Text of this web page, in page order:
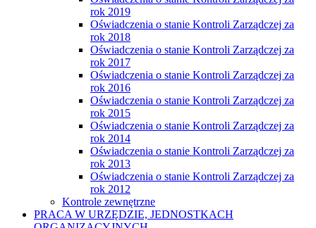
rok 2019
Oświadczenia o stanie Kontroli Zarządczej za
rok 2018
Oświadczenia o stanie Kontroli Zarządczej za
rok 2017
Oświadczenia o stanie Kontroli Zarządczej za
rok 2016
Oświadczenia o stanie Kontroli Zarządczej za
rok 2015
Oświadczenia o stanie Kontroli Zarządczej za
rok 2014
Oświadczenia o stanie Kontroli Zarządczej za
rok 2013
Oświadczenia o stanie Kontroli Zarządczej za
rok 2012
Kontrole zewnętrzne
PRACA W URZĘDZIE, JEDNOSTKACH